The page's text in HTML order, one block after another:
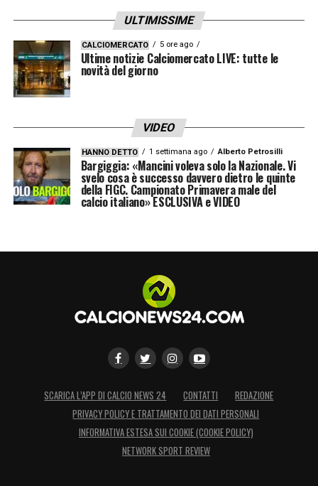
ULTIMISSIME
CALCIOMERCATO 5 ore ago
Ultime notizie Calciomercato LIVE: tutte le
novità del giorno
VIDEO
HANNO DETTO 1 settimana ago Alberto Petrosilli
Bargiggia: «Mancini voleva solo la Nazionale. Vi
svelo cosa è successo davvero dietro le quinte
della FIGC. Campionato Primavera male del
calcio italiano» ESCLUSIVA e VIDEO
SCARICA L’APP DI CALCIO NEWS 24 CONTATTI
REDAZIONE
PRIVACY POLICY E TRATTAMENTO DEI DATI PERSONALI
INFORMATIVA ESTESA SUI COOKIE (COOKIE POLICY)
NETWORK SPORT REVIEW